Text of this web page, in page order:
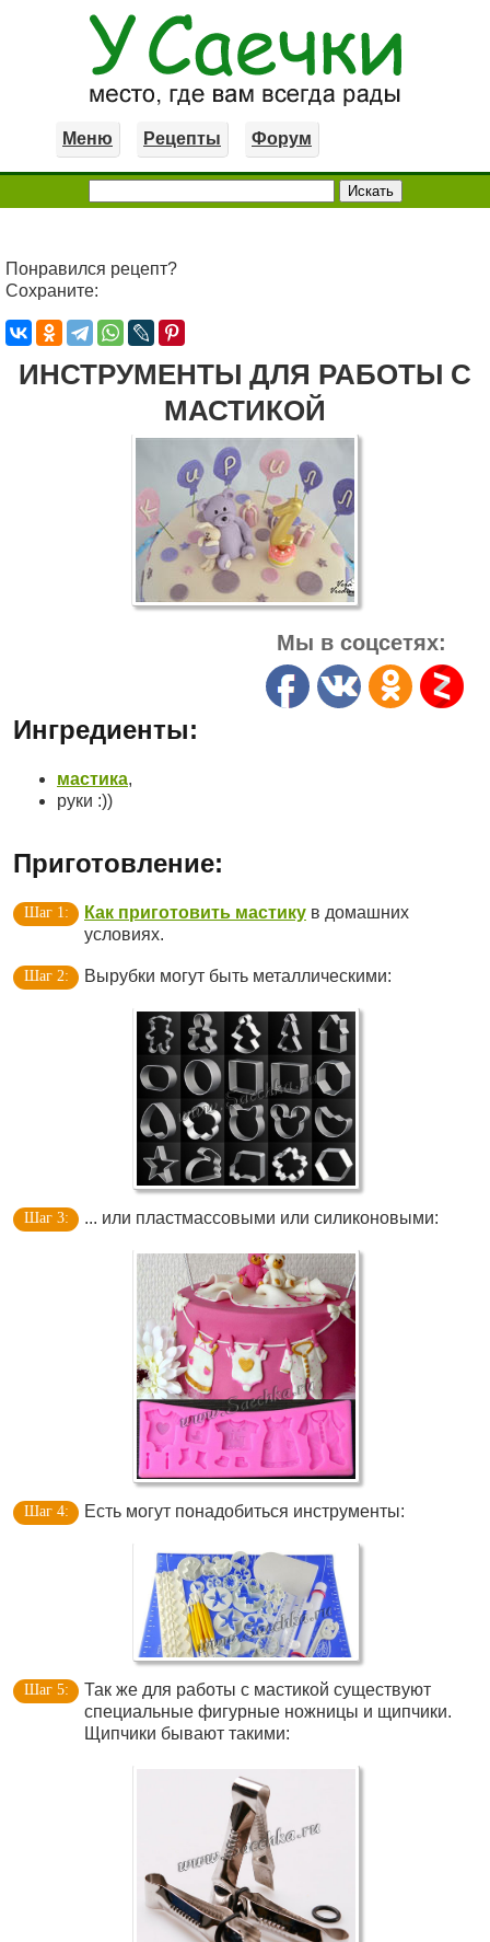
Меню Рецепты Форум
Понравился рецепт?
Сохраните:
ИНСТРУМЕНТЫ ДЛЯ РАБОТЫ С
МАСТИКОЙ
Мы в соцсетях:
Ингредиенты:
мастика,
руки :))
Приготовление:
Как приготовить мастику в домашних
условиях.
Вырубки могут быть металлическими:
... или пластмассовыми или силиконовыми:
Есть могут понадобиться инструменты:
Так же для работы с мастикой существуют
специальные фигурные ножницы и щипчики.
Щипчики бывают такими: